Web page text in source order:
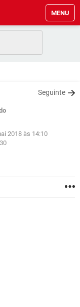
MENU
Seguinte
2018 às 14:10